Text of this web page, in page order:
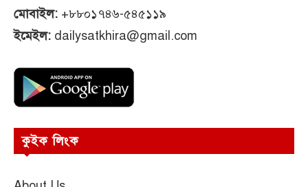
মোবাইল: +৮৮০১৭৪৬-৫৪৫১১৯
ইমেইল: dailysatkhira@gmail.com
কুইক লিংক